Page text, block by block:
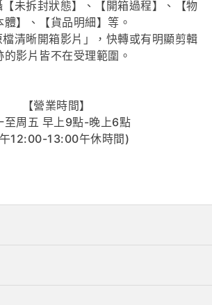
未拆封狀態】、【開箱過程】、【物
體】、【貨品明細】等。
清晰開箱影片」，快轉或有明顯剪輯
的影片皆不在受理範圍。
【營業時間】
至周五 早上9點-晚上6點
12:00-13:00午休時間)